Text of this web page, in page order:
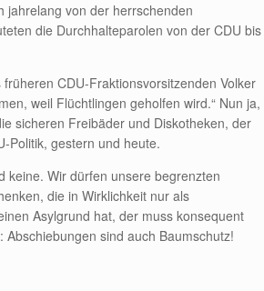
jahrelang von der herrschenden
die Durchhalteparolen von der CDU bis
CDU-Fraktionsvorsitzenden Volker
weil Flüchtlingen geholfen wird.“ Nun ja,
sicheren Freibäder und Diskotheken, der
Politik, gestern und heute.
keine. Wir dürfen unsere begrenzten
die in Wirklichkeit nur als
Asylgrund hat, der muss konsequent
sind auch Baumschutz!